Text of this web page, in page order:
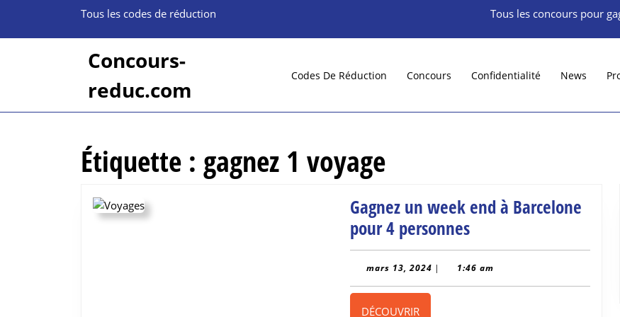
content
Tous les codes de réduction Tous les concours pour
Concours-
reduc.com
Codes De Réduction Concours Confidentialité News
Étiquette : gagnez 1 voyage
Gagnez un week end à Barcelone
pour 4 personnesGagnez
un
week
end
mars 13, 2024 mars
| 1:46 am
DÉCOUVRIRDÉCOUVRIR